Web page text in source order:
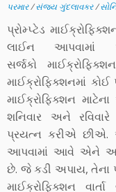
પરમાર/સંજય ગુંદલાવકર/
પ્રોમ્પ્ટેડ
લાઈન
સર્જકો
માઈક્રોફિક્શનમાં
માઈક્રોફિક્શન
શનિવાર અને
પ્રયત્ન કરીએ છીએ.
આપવામાં આવે એને
છે. જે કડી અપાય, તેના
માઈક્રોફિક્શન